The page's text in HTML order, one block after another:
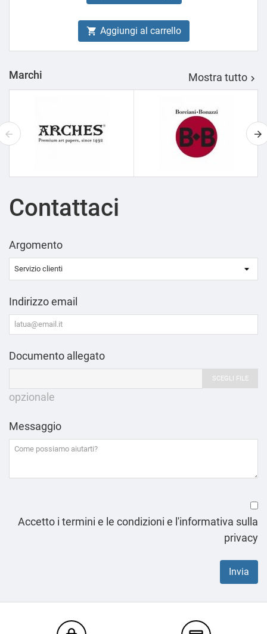
 Aggiungi al carrello
Marchi Mostra tutto 
Contattaci
Argomento
Indirizzo email
Documento allegato
SCEGLI FILE
opzionale
Messaggio
Accetto i termini e le condizioni e l'informativa sulla
privacy